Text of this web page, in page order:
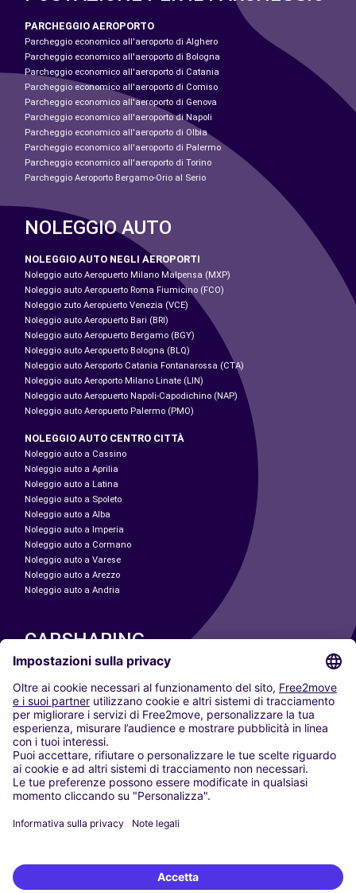
PARCHEGGIO AEROPORTO
Parcheggio economico all'aeroporto di Alghero
Parcheggio economico all'aeroporto di Bologna
Parcheggio economico all'aeroporto di Catania
Parcheggio economico all'aeroporto di Comiso
Parcheggio economico all'aeroporto di Genova
Parcheggio economico all'aeroporto di Napoli
Parcheggio economico all'aeroporto di Olbia
Parcheggio economico all'aeroporto di Palermo
Parcheggio economico all'aeroporto di Torino
Parcheggio Aeroporto Bergamo-Orio al Serio
NOLEGGIO AUTO
NOLEGGIO AUTO NEGLI AEROPORTI
Noleggio auto Aeropuerto Milano Malpensa (MXP)
Noleggio auto Aeropuerto Roma Fiumicino (FCO)
Noleggio zuto Aeropuerto Venezia (VCE)
Noleggio auto Aeropuerto Bari (BRI)
Noleggio auto Aeropuerto Bergamo (BGY)
Noleggio auto Aeropuerto Bologna (BLQ)
Noleggio auto Aeroporto Catania Fontanarossa (CTA)
Noleggio auto Aeroporto Milano Linate (LIN)
Noleggio auto Aeropuerto Napoli-Capodichino (NAP)
Noleggio auto Aeropuerto Palermo (PMO)
NOLEGGIO AUTO CENTRO CITTÀ
Noleggio auto a Cassino
Noleggio auto a Aprilia
Noleggio auto a Latina
Noleggio auto a Spoleto
Noleggio auto a Alba
Noleggio auto a Imperia
Noleggio auto a Cormano
Noleggio auto a Varese
Noleggio auto a Arezzo
Noleggio auto a Andria
CARSHARING
LE NOSTRE CITTÀ
Paris
Madrid
Washington DC
Milano
Roma
Torino
Vienna
Berlino
Düsseldorf